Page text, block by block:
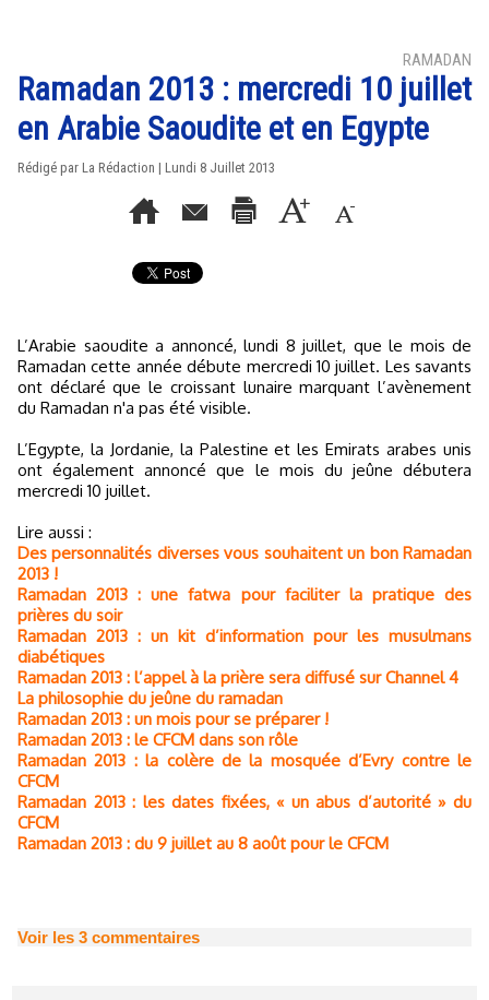
RAMADAN
Ramadan 2013 : mercredi 10 juillet
en Arabie Saoudite et en Egypte
Rédigé par La Rédaction | Lundi 8 Juillet 2013
L’Arabie saoudite a annoncé, lundi 8 juillet, que le mois de
Ramadan cette année débute mercredi 10 juillet. Les savants
ont déclaré que le croissant lunaire marquant l’avènement
du Ramadan n'a pas été visible.
L’Egypte, la Jordanie, la Palestine et les Emirats arabes unis
ont également annoncé que le mois du jeûne débutera
mercredi 10 juillet.
Lire aussi :
Des personnalités diverses vous souhaitent un bon Ramadan
2013 !
Ramadan 2013 : une fatwa pour faciliter la pratique des
prières du soir
Ramadan 2013 : un kit d’information pour les musulmans
diabétiques
Ramadan 2013 : l’appel à la prière sera diffusé sur Channel 4
La philosophie du jeûne du ramadan
Ramadan 2013 : un mois pour se préparer !
Ramadan 2013 : le CFCM dans son rôle
Ramadan 2013 : la colère de la mosquée d’Evry contre le
CFCM
Ramadan 2013 : les dates fixées, « un abus d’autorité » du
CFCM
Ramadan 2013 : du 9 juillet au 8 août pour le CFCM
Voir les 3 commentaires